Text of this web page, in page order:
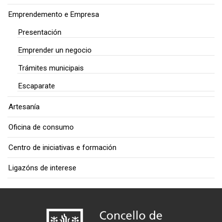
Emprendemento e Empresa
Presentación
Emprender un negocio
Trámites municipais
Escaparate
Artesanía
Oficina de consumo
Centro de iniciativas e formación
Ligazóns de interese